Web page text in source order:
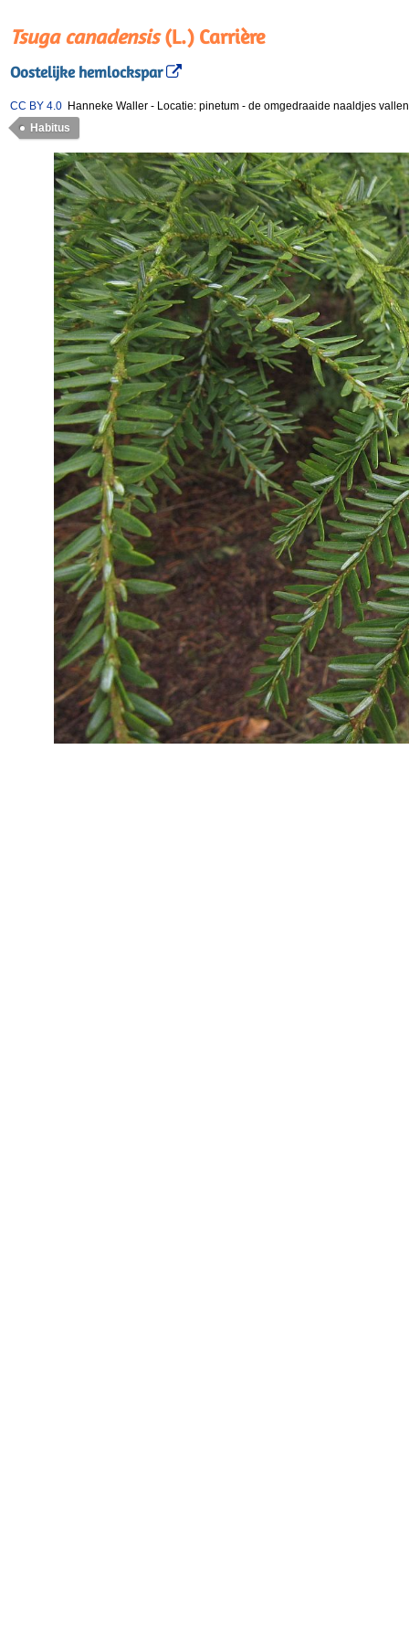
Tsuga canadensis(L.) Carrière
Oostelijke hemlockspar
CC BY 4.0 Hanneke Waller - Locatie: pinetum - de omgedraaide naaldjes
Habitus